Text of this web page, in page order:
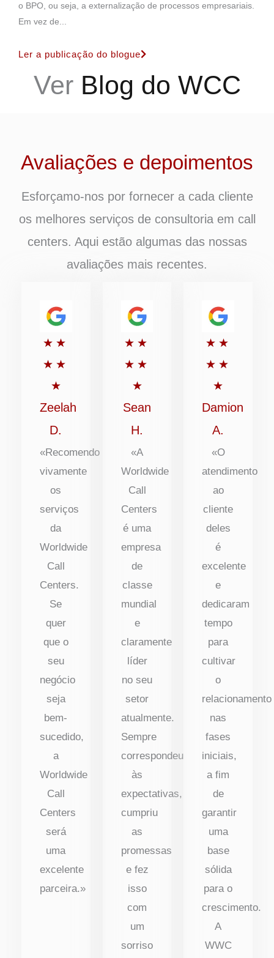
o BPO, ou seja, a externalização de processos empresariais.
Em vez de...
Ler a publicação do blogue
Ver Blog do WCC
Avaliações e depoimentos
Esforçamo-nos por fornecer a cada cliente
os melhores serviços de consultoria em call
centers. Aqui estão algumas das nossas
avaliações mais recentes.
★ ★
★ ★
★
Classificado
com
5
de
Zeelah
D.
«Recomendo
vivamente
os
serviços
da
Worldwide
Call
Centers.
Se
quer
que o
seu
negócio
seja
bem-
sucedido,
a
Worldwide
Call
Centers
será
uma
excelente
parceira.»
★ ★
★ ★
★
Classificado
com
5
de
Sean
H.
«A
Worldwide
Call
Centers
é uma
empresa
de
classe
mundial
e
claramente
líder
no seu
setor
atualmente.
Sempre
correspondeu
às
expectativas,
cumpriu
as
promessas
e fez
isso
com
um
sorriso
★ ★
★ ★
★
com
de
Damion
A.
«O
atendimento
ao
cliente
deles
é
excelente
e
dedicaram
tempo
para
cultivar
o
relacionamento
nas
fases
iniciais,
a fim
de
garantir
uma
base
sólida
para o
crescimento.
A
WWC